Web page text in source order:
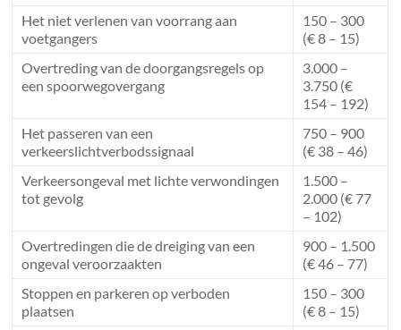
Het niet verlenen van voorrang aan
voetgangers
150 – 300
(€ 8 – 15)
Overtreding van de doorgangsregels op
een spoorwegovergang
3.000 –
3.750 (€
154 – 192)
Het passeren van een
verkeerslichtverbodssignaal
750 – 900
(€ 38 – 46)
Verkeersongeval met lichte verwondingen
tot gevolg
1.500 –
2.000 (€ 77
– 102)
Overtredingen die de dreiging van een
ongeval veroorzaakten
900 – 1.500
(€ 46 – 77)
Stoppen en parkeren op verboden
plaatsen
150 – 300
(€ 8 – 15)